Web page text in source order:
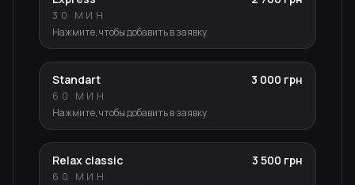
30 МИН
Нажмите, чтобы добавить в заявку
Standart 3 000 грн
60 МИН
Нажмите, чтобы добавить в заявку
Relax classic 3 500 грн
60 МИН